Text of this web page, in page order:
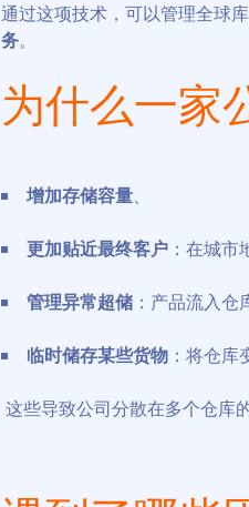
通过这项技术，可以管理全球
务。
为什么一家
增加存储容量、
更加贴近最终客户 ：在城市
管理异常超储 ：产品流入仓
临时储存某些货物 ：将仓库
这些导致公司分散在多个仓库